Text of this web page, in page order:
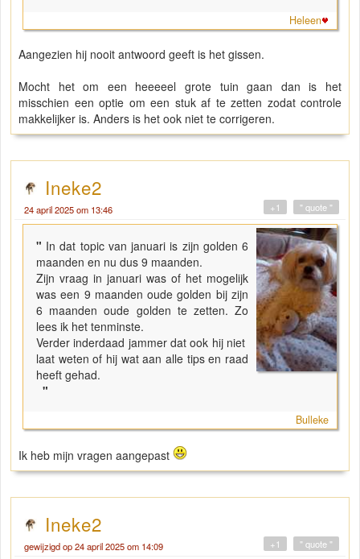
Heleen
Aangezien hij nooit antwoord geeft is het gissen.
Mocht het om een heeeeel grote tuin gaan dan is het
misschien een optie om een stuk af te zetten zodat controle
makkelijker is. Anders is het ook niet te corrigeren.
Ineke2
24 april 2025 om 13:46 " quote "
+1
" In dat topic van januari is zijn golden 6
maanden en nu dus 9 maanden.
Zijn vraag in januari was of het mogelijk
was een 9 maanden oude golden bij zijn
6 maanden oude golden te zetten. Zo
lees ik het tenminste.
Verder inderdaad jammer dat ook hij niet
laat weten of hij wat aan alle tips en raad
heeft gehad.
"
Bulleke
Ik heb mijn vragen aangepast
Ineke2
gewijzigd op 24 april 2025 om 14:09 " quote "
+1